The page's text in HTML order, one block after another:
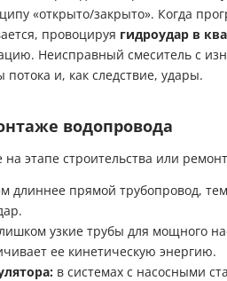
«открыто/закрыто». Когда
провоцируя гидроудар в
Неисправный смеситель с
и, как следствие, удары.
водопровода
этапе строительства или
длиннее прямой трубопровод,
узкие трубы для мощного
ее кинетическую энергию.
в системах с насосными
чтобы